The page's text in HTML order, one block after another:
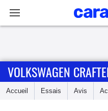
Accueil
VOLKSWAGEN
Accueil Essais Avis